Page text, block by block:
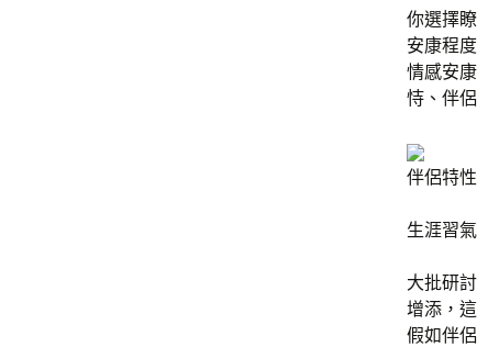
你選擇
安康程
情感安
恃、伴
伴侶特
生涯習
大批研
增添，
假如伴